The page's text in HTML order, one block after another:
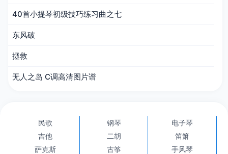
40首小提琴初级技巧练习曲之七
东风破
拯救
无人之岛 C调高清图片谱
民歌 钢琴
电子琴
吉他
二胡
笛箫
萨克斯
古筝
手风琴